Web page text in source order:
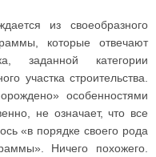
из своеобразного
которые отвечают
заданной категории
участка строительства.
особенностями
не означает, что все
«в порядке своего рода
Ничего похожего.